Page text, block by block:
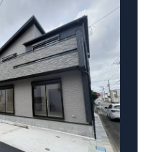
小学校 徒歩 14
中学校 徒歩
園 徒歩
徒歩
本松一丁目店 徒歩 分
り◇【全棟自社一貫体制】
らこそ、お客様の安心に繋が
に協力しあい、最良のプラ
間マージンを抑えることで、
【耐震等級3取得】・東栄住宅
3を取得。建築基準法で定めら